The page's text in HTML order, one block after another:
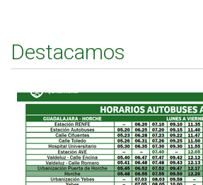
Destacamos